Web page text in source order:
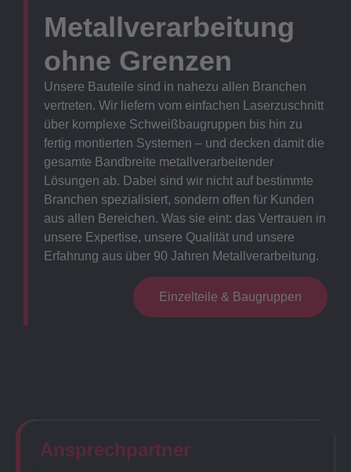
Metallverarbeitung
ohne Grenzen
Unsere Bauteile sind in nahezu allen Branchen
vertreten. Wir liefern vom einfachen Laserzuschnitt
über komplexe Schweißbaugruppen bis hin zu
fertig montierten Systemen – und decken damit die
gesamte Bandbreite metallverarbeitender
Lösungen ab. Dabei sind wir nicht auf bestimmte
Branchen spezialisiert, sondern offen für Kunden
aus allen Bereichen. Was sie eint: das Vertrauen in
unsere Expertise, unsere Qualität und unsere
Erfahrung aus über 90 Jahren Metallverarbeitung.
Einzelteile & Baugruppen
Ansprechpartner​